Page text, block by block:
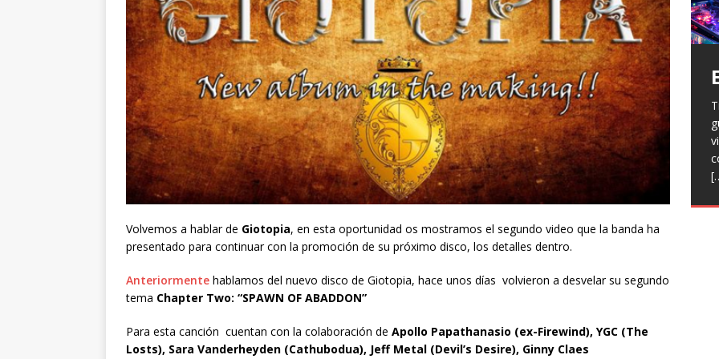
Volvemos a hablar de Giotopia, en esta oportunidad os mostramos el segundo video que la banda ha
presentado para continuar con la promoción de su próximo disco, los detalles dentro.
Anteriormente hablamos del nuevo disco de Giotopia, hace unos días volvieron a desvelar su segundo
tema Chapter Two: “SPAWN OF ABADDON”
Para esta canción cuentan con la colaboración de Apollo Papathanasio (ex-Firewind), YGC (The
Losts), Sara Vanderheyden (Cathubodua), Jeff Metal (Devil’s Desire), Ginny Claes